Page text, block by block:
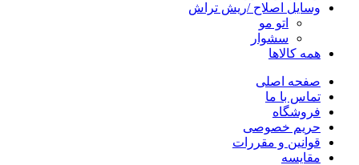
وسایل اصلاح /ریش تراش
اتو مو
سشوار
همه کالاها
صفحه اصلی
تماس با ما
فروشگاه
حریم خصوصی
قوانین و مقررات
مقایسه